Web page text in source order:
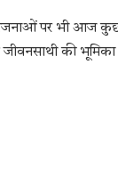
पर भी आज
जीवनसाथी की भूमिका